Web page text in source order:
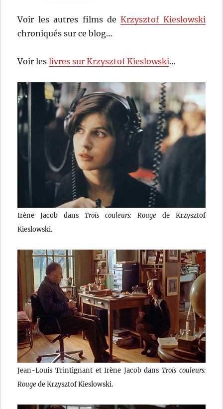
Voir les autres films deKrzysztof Kieslowski
chroniqués sur ce blog…
Voir leslivres sur Krzysztof Kieslowski…
Irène Jacob dansTrois couleurs: Rougede Krzysztof
Kieslowski.
Jean-Louis Trintignant et Irène Jacob dansTrois couleurs:
Rougede Krzysztof Kieslowski.